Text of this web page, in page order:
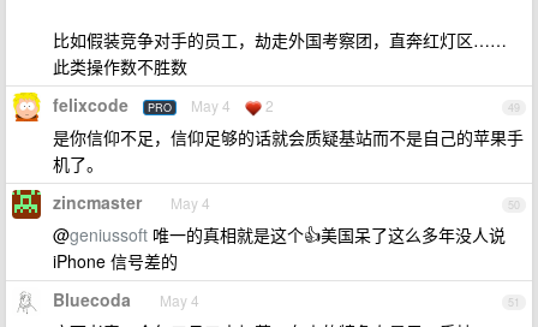
比如假装竞争对手的员工，劫走外国考察团，直奔红灯区……
此类操作数不胜数
49
felixcode PRO May 4 2
是你信仰不足，信仰足够的话就会质疑基站而不是自己的苹果手
机了。
50
zincmaster May 4
@geniussoft 唯一的真相就是这个👍美国呆了这么多年没人说
iPhone 信号差的
51
Bluecoda May 4